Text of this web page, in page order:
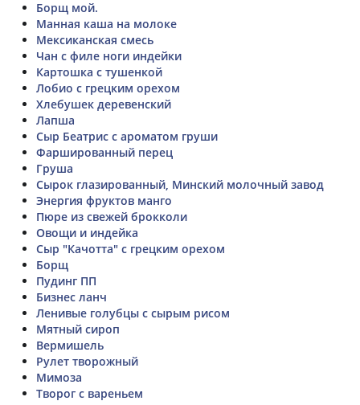
Борщ мой.
Манная каша на молоке
Мексиканская смесь
Чан с филе ноги индейки
Картошка с тушенкой
Лобио с грецким орехом
Хлебушек деревенский
Лапша
Сыр Беатрис с ароматом груши
Фаршированный перец
Груша
Сырок глазированный, Минский молочный завод
Энергия фруктов манго
Пюре из свежей брокколи
Овощи и индейка
Сыр "Качотта" с грецким орехом
Борщ
Пудинг ПП
Бизнес ланч
Ленивые голубцы с сырым рисом
Мятный сироп
Вермишель
Рулет творожный
Мимоза
Творог с вареньем